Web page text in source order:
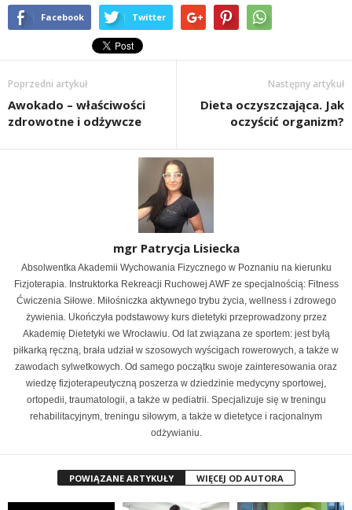
Facebook Twitter
Poprzedni artykuł
Awokado – właściwości
zdrowotne i odżywcze
Następny artykuł
Dieta oczyszczająca. Jak
oczyścić organizm?
mgr Patrycja Lisiecka
Absolwentka Akademii Wychowania Fizycznego w Poznaniu na kierunku
Fizjoterapia. Instruktorka Rekreacji Ruchowej AWF ze specjalnością: Fitness
Ćwiczenia Siłowe. Miłośniczka aktywnego trybu życia, wellness i zdrowego
żywienia. Ukończyła podstawowy kurs dietetyki przeprowadzony przez
Akademię Dietetyki we Wrocławiu. Od lat związana ze sportem: jest byłą
piłkarką ręczną, brała udział w szosowych wyścigach rowerowych, a także w
zawodach sylwetkowych. Od samego początku swoje zainteresowania oraz
wiedzę fizjoterapeutyczną poszerza w dziedzinie medycyny sportowej,
ortopedii, traumatologii, a także w pediatrii. Specjalizuje się w treningu
rehabilitacyjnym, treningu siłowym, a także w dietetyce i racjonalnym
odżywianiu.
POWIĄZANE ARTYKUŁY WIĘCEJ OD AUTORA